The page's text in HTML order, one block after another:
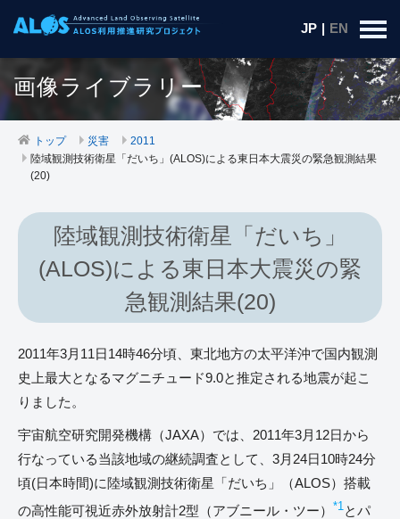
JP | EN
画像ライブラリー
トップ 災害
2011
陸域観測技術衛星「だいち」(ALOS)による東日本大震災の緊急観測結果
(20)
陸域観測技術衛星「だいち」
(ALOS)による東日本大震災の緊
急観測結果(20)
2011年3月11日14時46分頃、東北地方の太平洋沖で国内観測
史上最大となるマグニチュード9.0と推定される地震が起こ
りました。
宇宙航空研究開発機構（JAXA）では、2011年3月12日から
行なっている当該地域の継続調査として、3月24日10時24分
頃(日本時間)に陸域観測技術衛星「だいち」（ALOS）搭載
の高性能可視近赤外放射計2型（アブニール・ツー）
*1 とパ